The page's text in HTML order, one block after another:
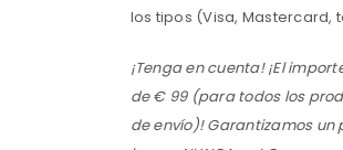
los tipos (Visa, Mastercard,
¡Tenga en cuenta! ¡El
de € 99 (para todos los
de envío)! Garantizamos un